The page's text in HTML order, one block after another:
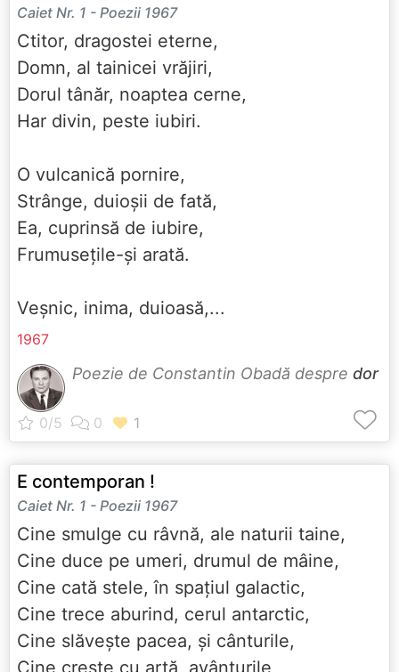
Caiet Nr. 1 - Poezii 1967
Ctitor, dragostei eterne,
Domn, al tainicei vrăjiri,
Dorul tânăr, noaptea cerne,
Har divin, peste iubiri.
O vulcanică pornire,
Strânge, duioșii de fată,
Ea, cuprinsă de iubire,
Frumusețile-și arată.
Veșnic, inima, duioasă,...
1967
Poezie de Constantin Obadă despre dor
E contemporan !
Caiet Nr. 1 - Poezii 1967
Cine smulge cu râvnă, ale naturii taine,
Cine duce pe umeri, drumul de mâine,
Cine cată stele, în spațiul galactic,
Cine trece aburind, cerul antarctic,
Cine slăvește pacea, și cânturile,
Cine crește cu artă, avânturile,